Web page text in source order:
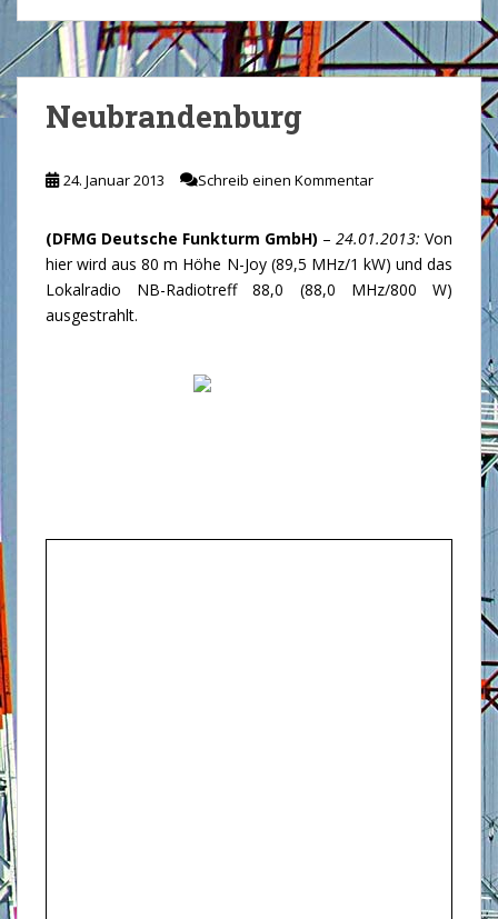
Neubrandenburg
24. Januar 2013 Schreib einen Kommentar
(DFMG Deutsche Funkturm GmbH) – 24.01.2013: Von
hier wird aus 80 m Höhe N-Joy (89,5 MHz/1 kW) und das
Lokalradio NB-Radiotreff 88,0 (88,0 MHz/800 W)
ausgestrahlt.